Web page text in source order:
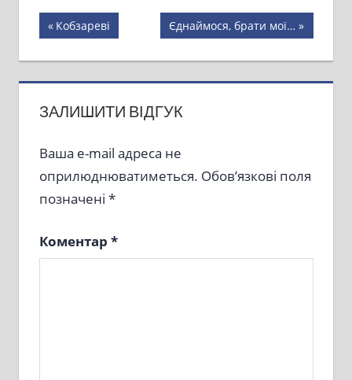
Навігація
записів
Previous
Post:
Кобзареві
Next
Post:
Єднаймося, брати мої…
ЗАЛИШИТИ ВІДГУК
Ваша e-mail адреса не
оприлюднюватиметься. Обов’язкові поля
позначені *
Коментар *